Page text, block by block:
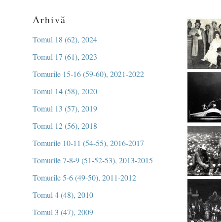
Arhivă
Tomul 18 (62), 2024
Tomul 17 (61), 2023
Tomurile 15-16 (59-60), 2021-2022
Tomul 14 (58), 2020
Tomul 13 (57), 2019
Tomul 12 (56), 2018
Tomurile 10-11 (54-55), 2016-2017
Tomurile 7-8-9 (51-52-53), 2013-2015
Tomurile 5-6 (49-50), 2011-2012
Tomul 4 (48), 2010
Tomul 3 (47), 2009